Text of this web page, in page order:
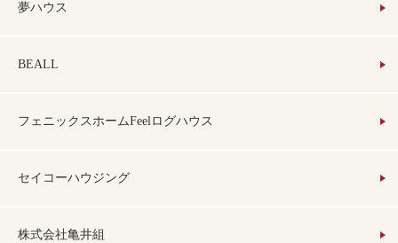
夢ハウス
BEALL
フェニックスホームFeelログハウス
セイコーハウジング
株式会社亀井組